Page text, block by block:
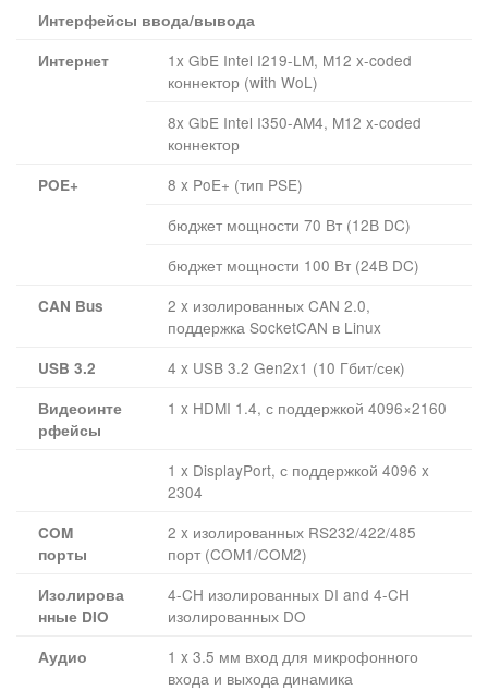
Интерфейсы ввода/вывода
Интернет
1x GbE Intel I219-LM, M12 x-coded
коннектор (with WoL)
8x GbE Intel I350-AM4, M12 x-coded
коннектор
POE+
8 x PoE+ (тип PSE)
бюджет мощности 70 Вт (12В DC)
бюджет мощности 100 Вт (24В DC)
CAN Bus
2 x изолированных CAN 2.0,
поддержка SocketCAN в Linux
USB 3.2 4 x USB 3.2 Gen2x1 (10 Гбит/сек)
Видеоинте
рфейсы
1 x HDMI 1.4, с поддержкой 4096×2160
1 x DisplayPort, с поддержкой 4096 x
2304
COM
порты
2 x изолированных RS232/422/485
порт (COM1/COM2)
Изолирова
нные DIO
4-CH изолированных DI and 4-CH
изолированных DO
Аудио
1 x 3.5 мм вход для микрофонного
входа и выхода динамика